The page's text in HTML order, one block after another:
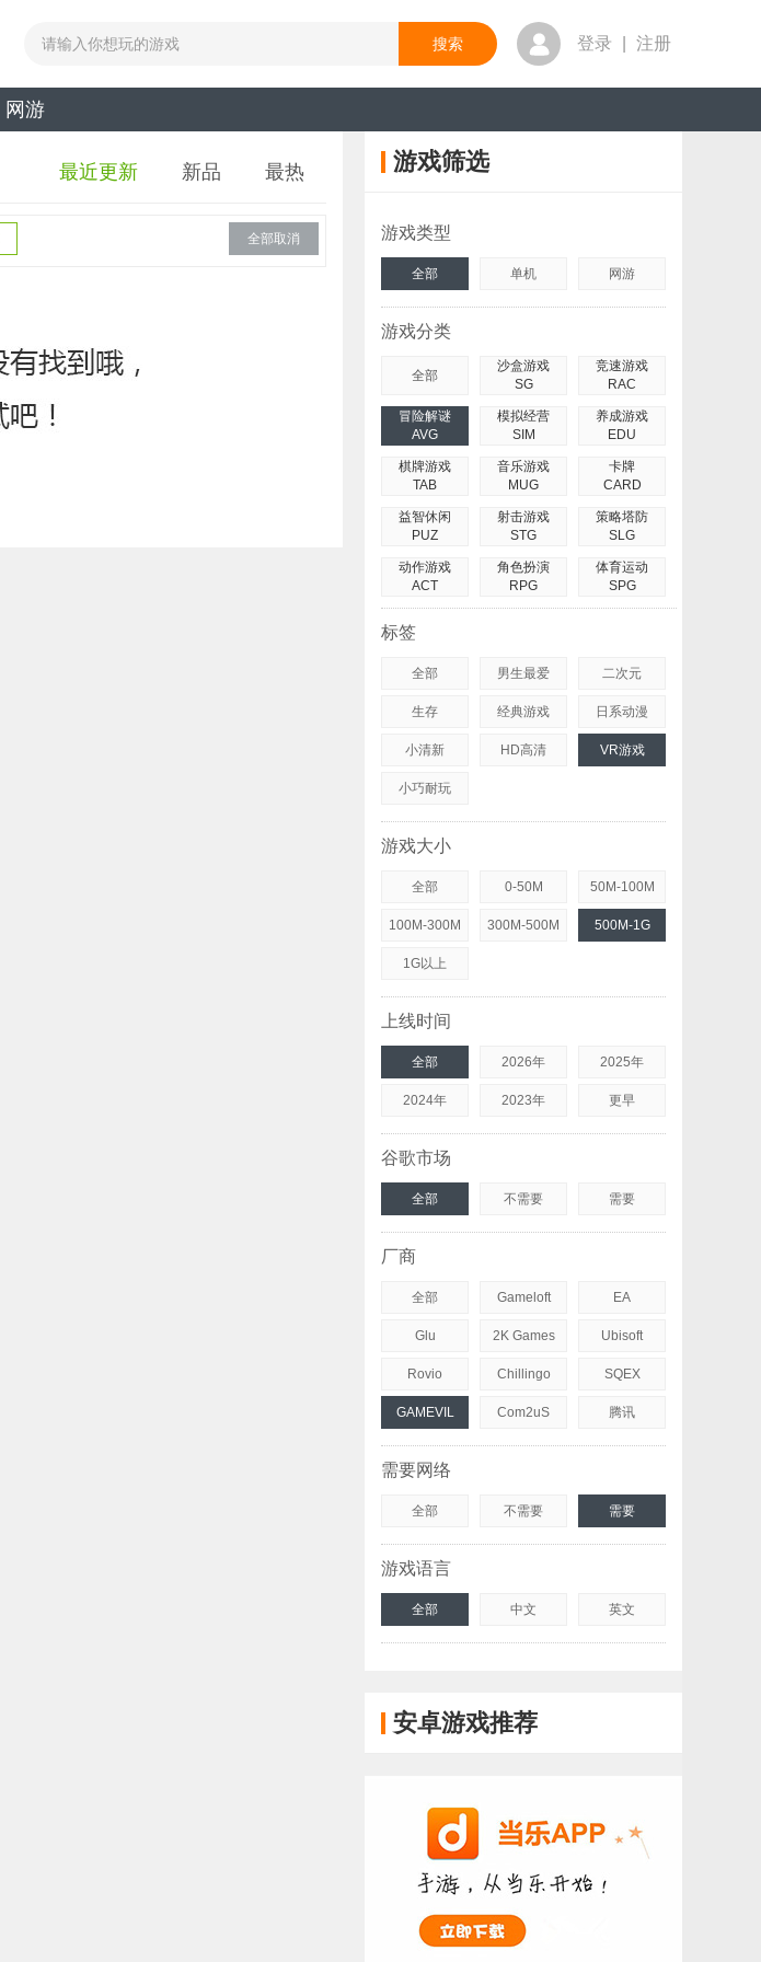
登录 注册
网游
最近更新 新品 最热
全部取消
游戏筛选
游戏类型
全部 单机 网游
游戏分类
全部
沙盒游戏
SG
竞速游戏
RAC
冒险解谜
AVG
模拟经营
SIM
养成游戏
EDU
棋牌游戏
TAB
音乐游戏
MUG
卡牌
CARD
益智休闲
PUZ
射击游戏
STG
策略塔防
SLG
动作游戏
ACT
角色扮演
RPG
体育运动
SPG
标签
全部 男生最爱 二次元
生存 经典游戏 日系动漫
小清新 HD高清 VR游戏
小巧耐玩
游戏大小
全部 0-50M 50M-100M
100M-300M 300M-500M 500M-1G
1G以上
上线时间
全部 2026年 2025年
2024年 2023年 更早
谷歌市场
全部 不需要 需要
厂商
全部 Gameloft EA
Glu 2K Games Ubisoft
Rovio Chillingo SQEX
GAMEVIL Com2uS 腾讯
需要网络
全部 不需要 需要
游戏语言
全部 中文 英文
安卓游戏推荐